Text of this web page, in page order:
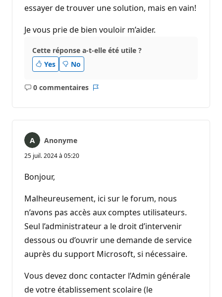
essayer de trouver une solution, mais en vain!
Je vous prie de bien vouloir m’aider.
Cette réponse a-t-elle été utile ?
Yes
No
0 commentaires
Aucun
Anonyme
25 juil. 2024 à 05:20
Bonjour,
Malheureusement, ici sur le forum, nous
n’avons pas accès aux comptes utilisateurs.
Seul l’administrateur a le droit d’intervenir
dessous ou d’ouvrir une demande de service
auprès du support Microsoft, si nécessaire.
Vous devez donc contacter l’Admin générale
de votre établissement scolaire (le